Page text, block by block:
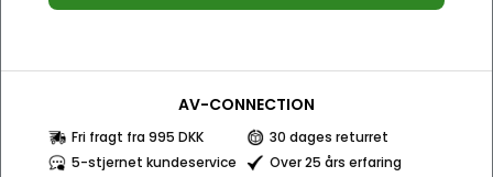
AV-CONNECTION
Fri fragt fra 995 DKK
30 dages returret
5-stjernet kundeservice
Over 25 års erfaring